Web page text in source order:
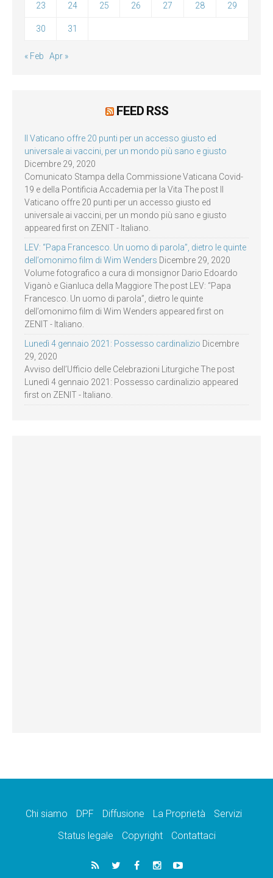
23 24 25 26 27 28 29
30 31
« Feb Apr »
FEED RSS
Il Vaticano offre 20 punti per un accesso giusto ed
universale ai vaccini, per un mondo più sano e giusto
Dicembre 29, 2020
Comunicato Stampa della Commissione Vaticana Covid-
19 e della Pontificia Accademia per la Vita The post Il
Vaticano offre 20 punti per un accesso giusto ed
universale ai vaccini, per un mondo più sano e giusto
appeared first on ZENIT - Italiano.
LEV: “Papa Francesco. Un uomo di parola”, dietro le quinte
dell’omonimo film di Wim Wenders Dicembre 29, 2020
Volume fotografico a cura di monsignor Dario Edoardo
Viganò e Gianluca della Maggiore The post LEV: “Papa
Francesco. Un uomo di parola”, dietro le quinte
dell’omonimo film di Wim Wenders appeared first on
ZENIT - Italiano.
Lunedì 4 gennaio 2021: Possesso cardinalizio Dicembre
29, 2020
Avviso dell’Ufficio delle Celebrazioni Liturgiche The post
Lunedì 4 gennaio 2021: Possesso cardinalizio appeared
first on ZENIT - Italiano.
Chi siamo DPF Diffusione La Proprietà
Servizi
Status legale
Copyright Contattaci